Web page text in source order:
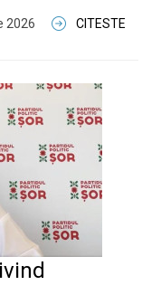
2026 CITESTE